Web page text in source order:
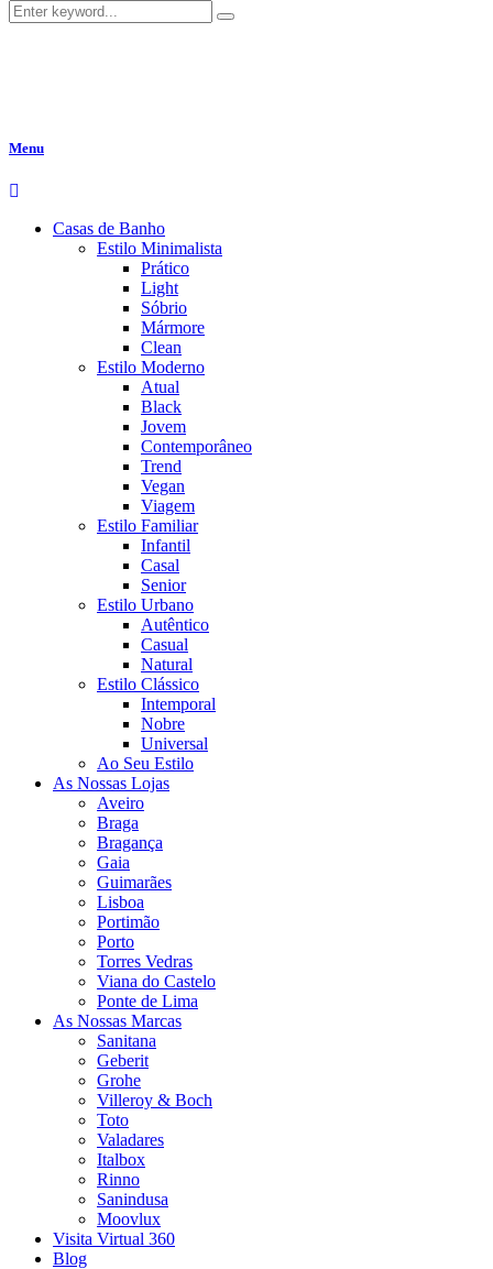
Menu
Casas de Banho
Estilo Minimalista
Prático
Light
Sóbrio
Mármore
Clean
Estilo Moderno
Atual
Black
Jovem
Contemporâneo
Trend
Vegan
Viagem
Estilo Familiar
Infantil
Casal
Senior
Estilo Urbano
Autêntico
Casual
Natural
Estilo Clássico
Intemporal
Nobre
Universal
Ao Seu Estilo
As Nossas Lojas
Aveiro
Braga
Bragança
Gaia
Guimarães
Lisboa
Portimão
Porto
Torres Vedras
Viana do Castelo
Ponte de Lima
As Nossas Marcas
Sanitana
Geberit
Grohe
Villeroy & Boch
Toto
Valadares
Italbox
Rinno
Sanindusa
Moovlux
Visita Virtual 360
Blog